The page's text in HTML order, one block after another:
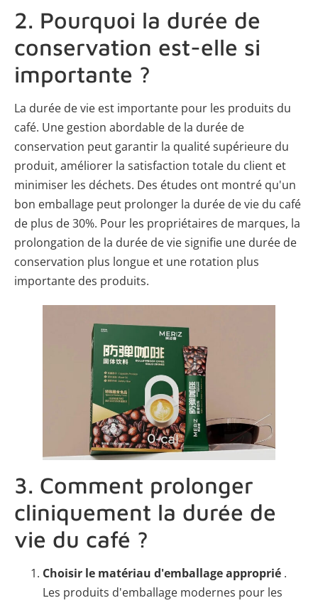
2. Pourquoi la durée de
conservation est-elle si
importante ?
La durée de vie est importante pour les produits du
café. Une gestion abordable de la durée de
conservation peut garantir la qualité supérieure du
produit, améliorer la satisfaction totale du client et
minimiser les déchets. Des études ont montré qu'un
bon emballage peut prolonger la durée de vie du café
de plus de 30%. Pour les propriétaires de marques, la
prolongation de la durée de vie signifie une durée de
conservation plus longue et une rotation plus
importante des produits.
3. Comment prolonger
cliniquement la durée de
vie du café ?
Choisir le matériau d'emballage approprié .
Les produits d'emballage modernes pour les